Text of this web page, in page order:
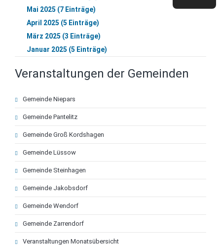
Mai 2025 (7 Einträge)
April 2025 (5 Einträge)
März 2025 (3 Einträge)
Januar 2025 (5 Einträge)
Veranstaltungen der Gemeinden
Navigation
überspringen
Gemeinde Niepars
Gemeinde Pantelitz
Gemeinde Groß Kordshagen
Gemeinde Lüssow
Gemeinde Steinhagen
Gemeinde Jakobsdorf
Gemeinde Wendorf
Gemeinde Zarrendorf
Veranstaltungen Monatsübersicht